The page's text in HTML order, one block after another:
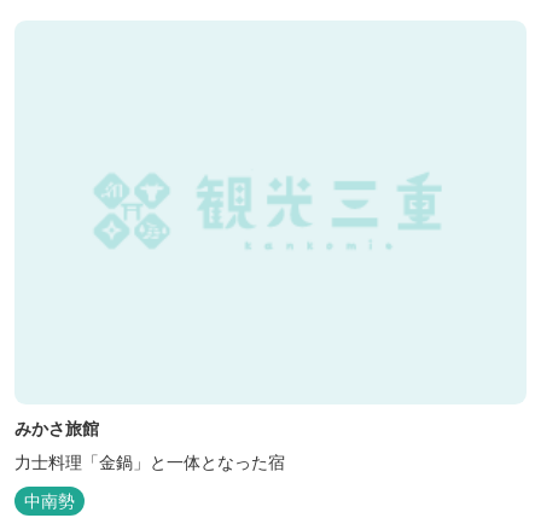
で忍道修行）
みかさ旅館
力士料理「金鍋」と一体となった宿
中南勢